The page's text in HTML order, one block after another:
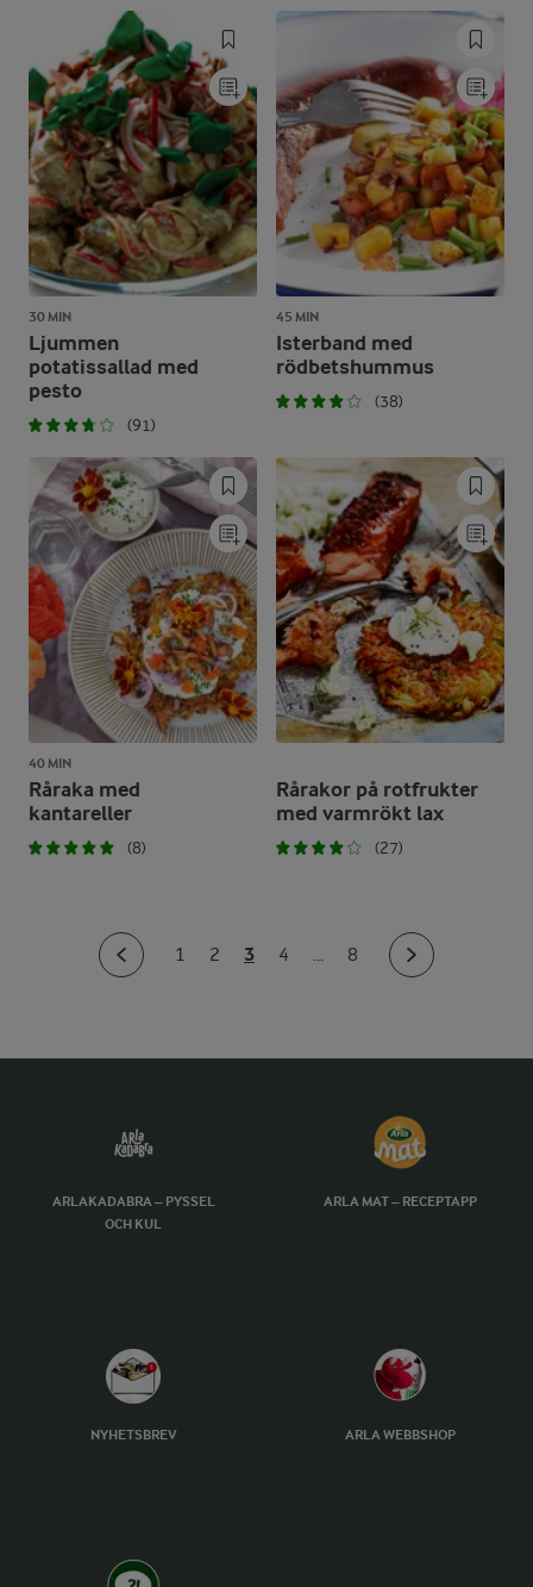
30 MIN
Ljummen
potatissallad med
pesto
(91)
45 MIN
Isterband med
rödbetshummus
(38)
40 MIN
Råraka med
kantareller
(8)
Rårakor på rotfrukter
med varmrökt lax
(27)
1 2 3 4 ... 8
ARLAKADABRA – PYSSEL
OCH KUL
ARLA MAT – RECEPTAPP
NYHETSBREV ARLA WEBBSHOP